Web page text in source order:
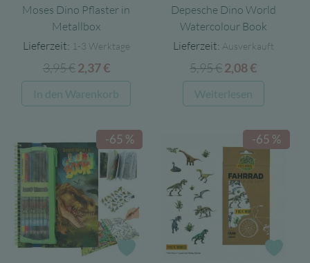
Moses Dino Pflaster in
Metallbox
Lieferzeit: 1-3 Werktage
3,95€ Ursprünglicher
Preis
war:
2,37€Aktueller
Preis
ist:
In den Warenkorb
Depesche Dino World
Watercolour Book
Lieferzeit: Ausverkauft
5,95€Ursprünglicher
Preis
war:
2,08€Aktueller
Preis
ist:
Weiterlesen
Zur Wunschliste
-65 % -65 %